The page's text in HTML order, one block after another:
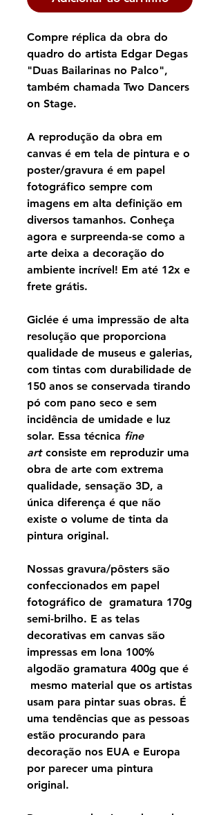
Compre réplica da obra do
quadro do artista Edgar Degas
"Duas Bailarinas no Palco",
também chamada Two Dancers
on Stage.
A reprodução da obra em
canvas é em tela de pintura e o
poster/gravura é em papel
fotográfico sempre com
imagens em alta definição em
diversos tamanhos. Conheça
agora e surpreenda-se como a
arte deixa a decoração do
ambiente incrível! Em até 12x e
frete grátis.
Giclée é uma impressão de alta
resolução que proporciona
qualidade de museus e galerias,
com tintas com durabilidade de
150 anos se conservada tirando
pó com pano seco e sem
incidência de umidade e luz
solar. Essa técnica fine
artconsiste em reproduzir uma
obra de arte com extrema
qualidade, sensação 3D, a
única diferença é que não
existe o volume de tinta da
pintura original.
Nossas gravura/pôsters são
confeccionados em papel
fotográfico de gramatura 170g
semi-brilho. E as telas
decorativas em canvas são
impressas em lona 100%
algodão gramatura 400g que é
mesmo material que os artistas
usam para pintar suas obras. É
uma tendências que as pessoas
estão procurando para
decoração nos EUA e Europa
por parecer uma pintura
original.